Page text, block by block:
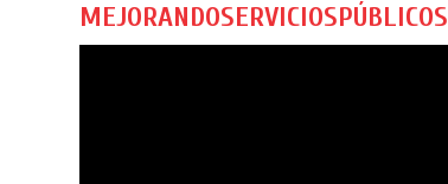
MEJORANDOSERVICIOSPÚBLICOS